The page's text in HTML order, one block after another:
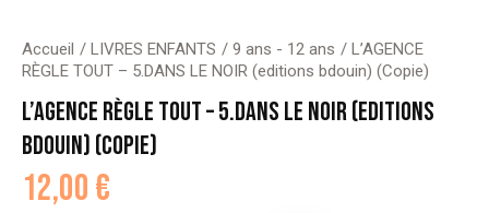
Accueil LIVRES ENFANTS 9 ans - 12 ans
L’AGENCE
RÈGLE TOUT – 5.DANS LE NOIR (editions bdouin) (Copie)
L’AGENCE RÈGLE TOUT – 5.DANS LE NOIR (EDITIONS
BDOUIN) (COPIE)
12,00€